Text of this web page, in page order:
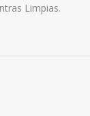
Limpias.